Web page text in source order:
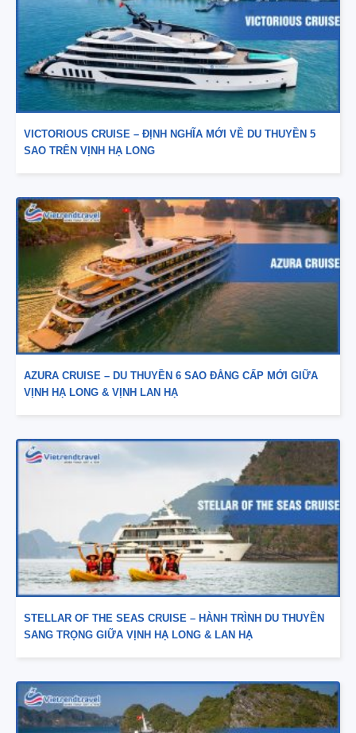
VICTORIOUS CRUISE – ĐỊNH NGHĨA MỚI VỀ DU THUYỀN 5
SAO TRÊN VỊNH HẠ LONG
AZURA CRUISE – DU THUYỀN 6 SAO ĐẲNG CẤP MỚI GIỮA
VỊNH HẠ LONG & VỊNH LAN HẠ
STELLAR OF THE SEAS CRUISE – HÀNH TRÌNH DU THUYỀN
SANG TRỌNG GIỮA VỊNH HẠ LONG & LAN HẠ